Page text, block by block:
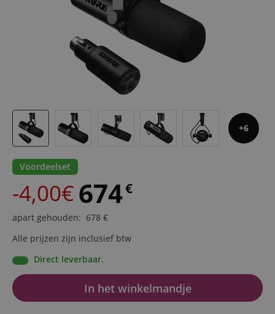
6
Voordeelset
-4,00€674€
apart gehouden: 678 €
Alle prijzen zijn inclusief btw
Direct leverbaar.
In het winkelmandje